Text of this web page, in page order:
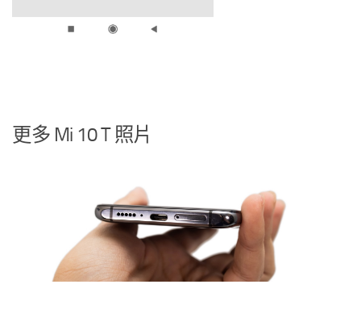
更多 Mi 10 T 照片